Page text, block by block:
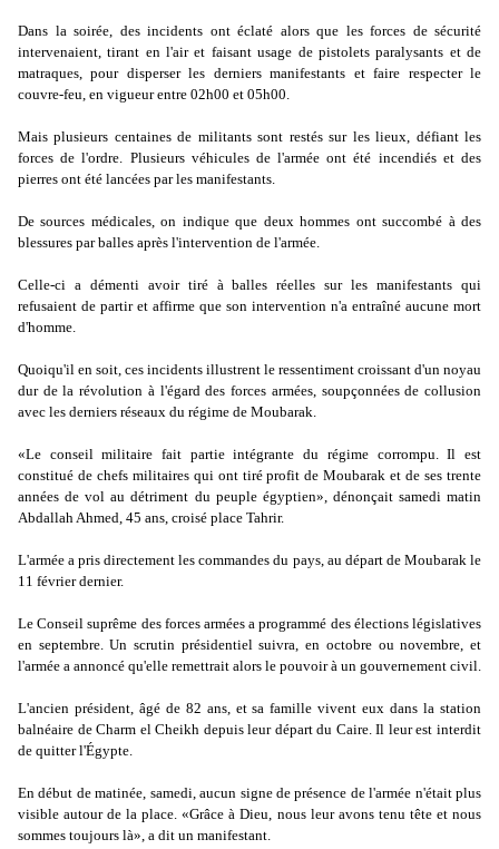
Dans la soirée, des incidents ont éclaté alors que les forces de sécurité
intervenaient, tirant en l'air et faisant usage de pistolets paralysants et de
matraques, pour disperser les derniers manifestants et faire respecter le
couvre-feu, en vigueur entre 02h00 et 05h00.
Mais plusieurs centaines de militants sont restés sur les lieux, défiant les
forces de l'ordre. Plusieurs véhicules de l'armée ont été incendiés et des
pierres ont été lancées par les manifestants.
De sources médicales, on indique que deux hommes ont succombé à des
blessures par balles après l'intervention de l'armée.
Celle-ci a démenti avoir tiré à balles réelles sur les manifestants qui
refusaient de partir et affirme que son intervention n'a entraîné aucune mort
d'homme.
Quoiqu'il en soit, ces incidents illustrent le ressentiment croissant d'un noyau
dur de la révolution à l'égard des forces armées, soupçonnées de collusion
avec les derniers réseaux du régime de Moubarak.
«Le conseil militaire fait partie intégrante du régime corrompu. Il est
constitué de chefs militaires qui ont tiré profit de Moubarak et de ses trente
années de vol au détriment du peuple égyptien», dénonçait samedi matin
Abdallah Ahmed, 45 ans, croisé place Tahrir.
L'armée a pris directement les commandes du pays, au départ de Moubarak le
11 février dernier.
Le Conseil suprême des forces armées a programmé des élections législatives
en septembre. Un scrutin présidentiel suivra, en octobre ou novembre, et
l'armée a annoncé qu'elle remettrait alors le pouvoir à un gouvernement civil.
L'ancien président, âgé de 82 ans, et sa famille vivent eux dans la station
balnéaire de Charm el Cheikh depuis leur départ du Caire. Il leur est interdit
de quitter l'Égypte.
En début de matinée, samedi, aucun signe de présence de l'armée n'était plus
visible autour de la place. «Grâce à Dieu, nous leur avons tenu tête et nous
sommes toujours là», a dit un manifestant.